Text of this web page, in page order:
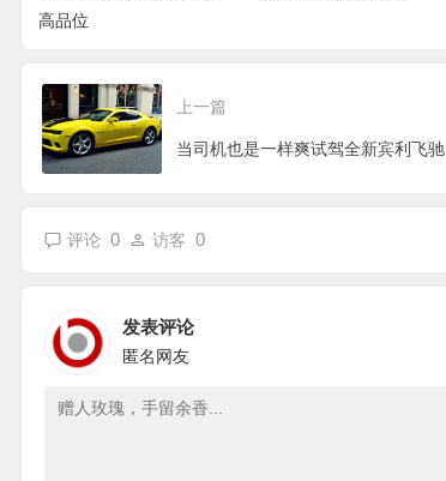
高品位
上一篇
当司机也是一样爽试驾全新宾利飞驰
评论 0 访客 0
发表评论
匿名网友